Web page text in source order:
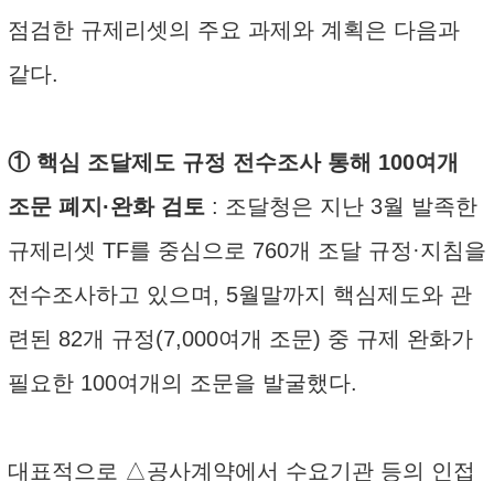
점검한 규제리셋의 주요 과제와 계획은 다음과
같다.
① 핵심 조달제도 규정 전수조사 통해 100여개
조문 폐지·완화 검토 : 조달청은 지난 3월 발족한
규제리셋 TF를 중심으로 760개 조달 규정·지침을
전수조사하고 있으며, 5월말까지 핵심제도와 관
련된 82개 규정(7,000여개 조문) 중 규제 완화가
필요한 100여개의 조문을 발굴했다.
대표적으로 △공사계약에서 수요기관 등의 인접